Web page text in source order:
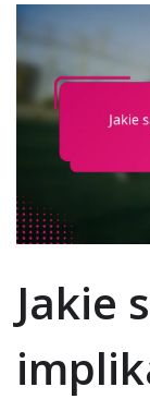
Jakie